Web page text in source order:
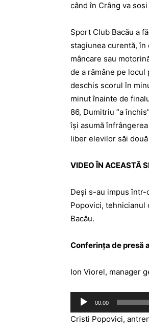
când în Crâng va
Sport Club Bacău a
stagiunea curentă,
mâncare sau
de a rămâne pe
deschis scorul în
minut înainte de
86, Dumitriu “a
îşi asumă
liber elevilor săi
VIDEO ÎN ACEASTĂ
Deşi s-au impus într-
Popovici, tehnicianul
Bacău.
Conferinţa de presă
Ion Viorel, manager
Player
audio
00:00
Cristi Popovici,